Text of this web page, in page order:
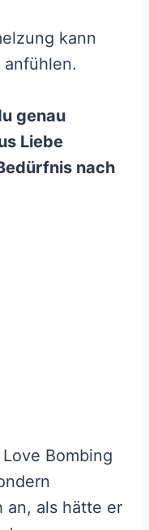
kann
genau
Liebe
nach
Bombing
an, als hätte er